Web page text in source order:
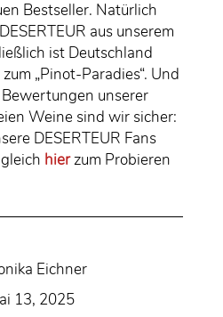
Bestseller. Natürlich
aus unserem
ist Deutschland
„Pinot-Paradies“. Und
unserer
Weine sind wir sicher:
DESERTEUR Fans
hierzum Probieren
Eichner
13, 2025